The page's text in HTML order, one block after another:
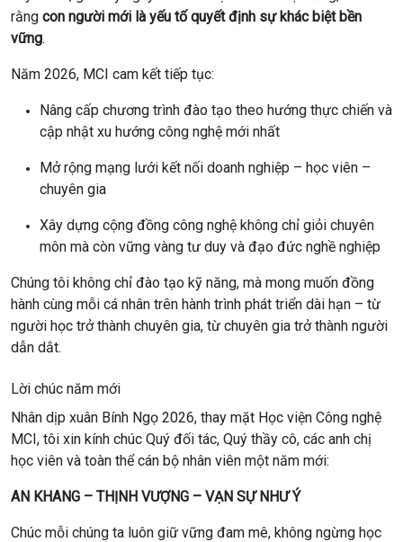
rằng con người mới là yếu tố quyết định sự khác biệt bền
vững.
Năm 2026, MCI cam kết tiếp tục:
Nâng cấp chương trình đào tạo theo hướng thực chiến và
cập nhật xu hướng công nghệ mới nhất
Mở rộng mạng lưới kết nối doanh nghiệp – học viên –
chuyên gia
Xây dựng cộng đồng công nghệ không chỉ giỏi chuyên
môn mà còn vững vàng tư duy và đạo đức nghề nghiệp
Chúng tôi không chỉ đào tạo kỹ năng, mà mong muốn đồng
hành cùng mỗi cá nhân trên hành trình phát triển dài hạn – từ
người học trở thành chuyên gia, từ chuyên gia trở thành người
dẫn dắt.
Lời chúc năm mới
Nhân dịp xuân Bính Ngọ 2026, thay mặt Học viện Công nghệ
MCI, tôi xin kính chúc Quý đối tác, Quý thầy cô, các anh chị
học viên và toàn thể cán bộ nhân viên một năm mới:
AN KHANG – THỊNH VƯỢNG – VẠN SỰ NHƯ Ý
Chúc mỗi chúng ta luôn giữ vững đam mê, không ngừng học